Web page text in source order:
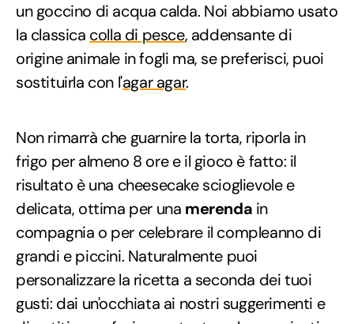
un goccino di acqua calda. Noi abbiamo usato
la classica colla di pesce, addensante di
origine animale in fogli ma, se preferisci, puoi
sostituirla con l'agar agar.
Non rimarrà che guarnire la torta, riporla in
frigo per almeno 8 ore e il gioco è fatto: il
risultato è una cheesecake scioglievole e
delicata, ottima per una merenda in
compagnia o per celebrare il compleanno di
grandi e piccini. Naturalmente puoi
personalizzare la ricetta a seconda dei tuoi
gusti: dai un'occhiata ai nostri suggerimenti e